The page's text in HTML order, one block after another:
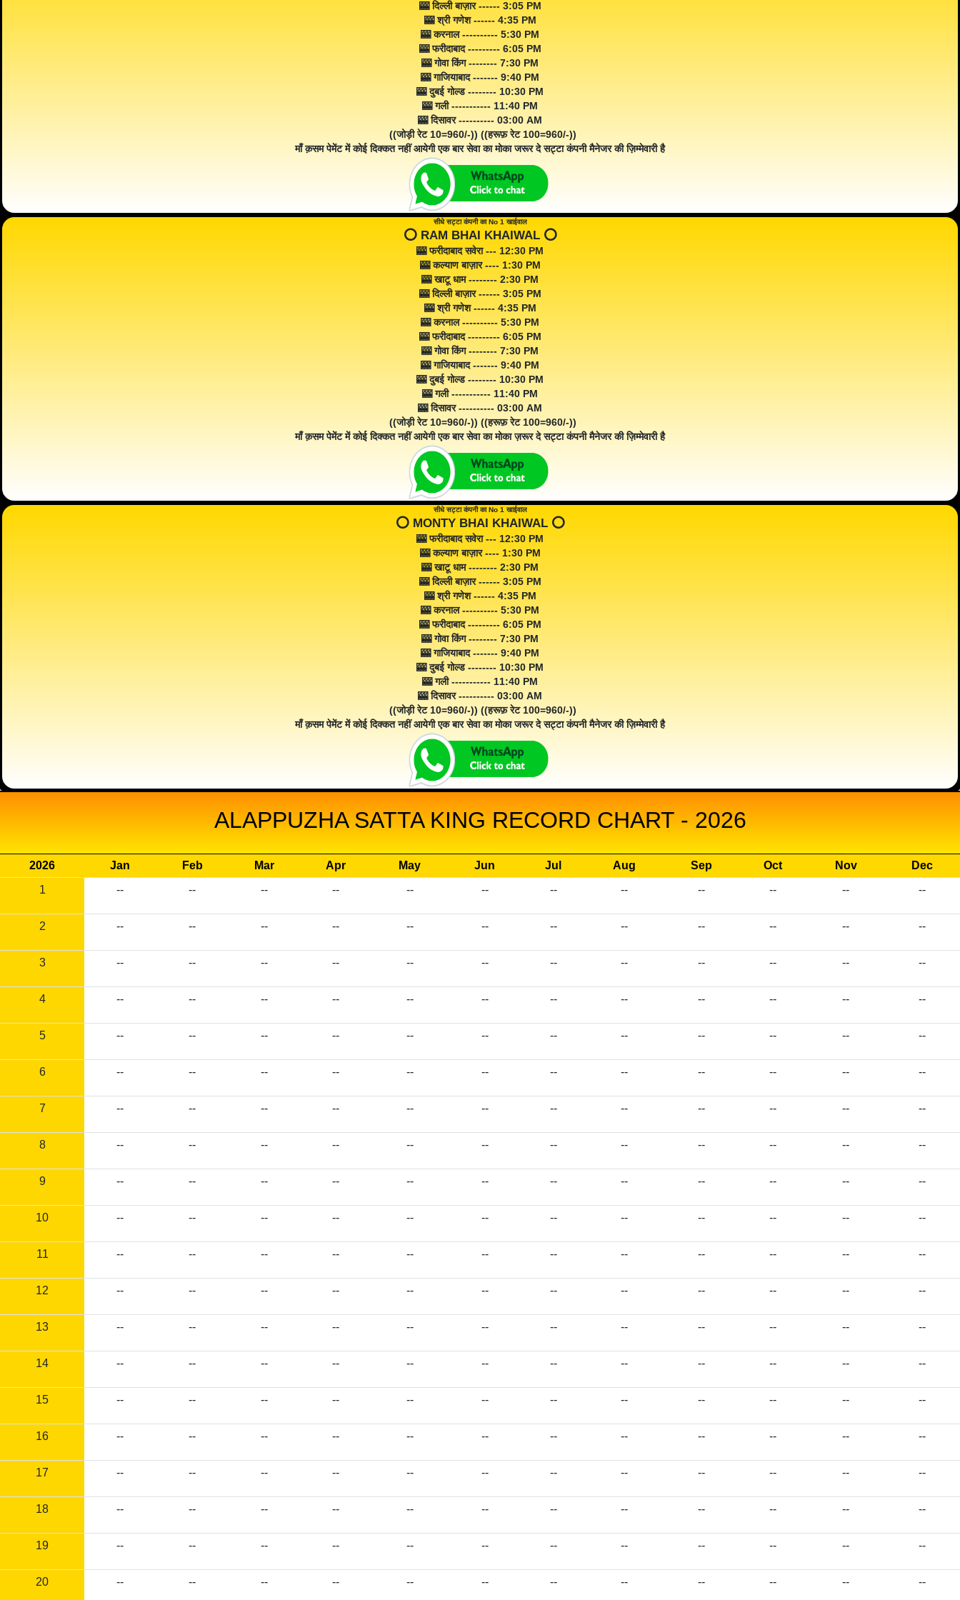
🎰 दिल्ली बाज़ार ------ 3:05 PM
🎰 श्री गणेश ------ 4:35 PM
🎰 करनाल ---------- 5:30 PM
🎰 फरीदाबाद --------- 6:05 PM
🎰 गोवा किंग -------- 7:30 PM
🎰 गाजियाबाद ------- 9:40 PM
🎰 दुबई गोल्ड -------- 10:30 PM
🎰 गली ----------- 11:40 PM
🎰 दिसावर ---------- 03:00 AM
((जोड़ी रेट 10=960/-)) ((हरूफ़ रेट 100=960/-))
माँ क़सम पेमेंट में कोई दिक्कत नहीं आयेगी एक बार सेवा का मोका जरूर दे सट्टा कंपनी मैनेजर की ज़िम्मेवारी है
सीधे सट्टा कंपनी का No 1 खाईवाल
⭕️ RAM BHAI KHAIWAL ⭕️
🎰 फरीदाबाद सवेरा --- 12:30 PM
🎰 कल्याण बाज़ार ---- 1:30 PM
🎰 खाटू धाम -------- 2:30 PM
🎰 दिल्ली बाज़ार ------ 3:05 PM
🎰 श्री गणेश ------ 4:35 PM
🎰 करनाल ---------- 5:30 PM
🎰 फरीदाबाद --------- 6:05 PM
🎰 गोवा किंग -------- 7:30 PM
🎰 गाजियाबाद ------- 9:40 PM
🎰 दुबई गोल्ड -------- 10:30 PM
🎰 गली ----------- 11:40 PM
🎰 दिसावर ---------- 03:00 AM
((जोड़ी रेट 10=960/-)) ((हरूफ़ रेट 100=960/-))
माँ क़सम पेमेंट में कोई दिक्कत नहीं आयेगी एक बार सेवा का मोका ज़रूर दे सट्टा कंपनी मैनेजर की ज़िम्मेवारी है
सीधे सट्टा कंपनी का No 1 खाईवाल
⭕️ MONTY BHAI KHAIWAL ⭕️
🎰 फरीदाबाद सवेरा --- 12:30 PM
🎰 कल्याण बाज़ार ---- 1:30 PM
🎰 खाटू धाम -------- 2:30 PM
🎰 दिल्ली बाज़ार ------ 3:05 PM
🎰 श्री गणेश ------ 4:35 PM
🎰 करनाल ---------- 5:30 PM
🎰 फरीदाबाद --------- 6:05 PM
🎰 गोवा किंग -------- 7:30 PM
🎰 गाजियाबाद ------- 9:40 PM
🎰 दुबई गोल्ड -------- 10:30 PM
🎰 गली ----------- 11:40 PM
🎰 दिसावर ---------- 03:00 AM
((जोड़ी रेट 10=960/-)) ((हरूफ़ रेट 100=960/-))
माँ क़सम पेमेंट में कोई दिक्कत नहीं आयेगी एक बार सेवा का मोका जरूर दे सट्टा कंपनी मैनेजर की ज़िम्मेवारी है
ALAPPUZHA SATTA KING RECORD CHART - 2026
2026 Jan Feb Mar Apr May Jun Jul Aug Sep Oct Nov
Dec
1
-- -- -- -- -- -- -- -- -- -- -- --
2 -- -- -- -- -- -- -- -- -- -- -- --
3 -- -- -- -- -- -- -- -- -- -- -- --
4 -- -- -- -- -- -- -- -- -- -- -- --
5 -- -- -- -- -- -- -- -- -- -- -- --
6 -- -- -- -- -- -- -- -- -- -- -- --
7 -- -- -- -- -- -- -- -- -- -- -- --
8 -- -- -- -- -- -- -- -- -- -- -- --
9 -- -- -- -- -- -- -- -- -- -- -- --
10 -- -- -- -- -- -- -- -- -- -- -- --
11 -- -- -- -- -- -- -- -- -- -- -- --
12 -- -- -- -- -- -- -- -- -- -- -- --
13 -- -- -- -- -- -- -- -- -- -- -- --
14 -- -- -- -- -- -- -- -- -- -- -- --
15 -- -- -- -- -- -- -- -- -- -- -- --
16 -- -- -- -- -- -- -- -- -- -- -- --
17 -- -- -- -- -- -- -- -- -- -- -- --
18 -- -- -- -- -- -- -- -- -- -- -- --
19 -- -- -- -- -- -- -- -- -- -- -- --
20 -- -- -- -- -- -- -- -- -- -- -- --